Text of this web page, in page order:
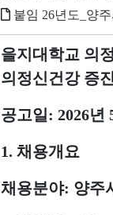
붙임 26년도_양
을지대학교 의
의정신건강 증
공고일 : 2026년
1. 채용개요
채용분야: 양주